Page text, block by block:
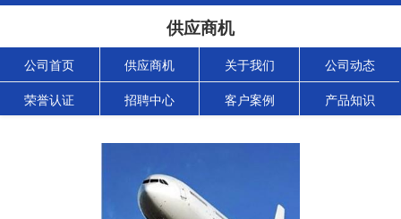
供应商机
公司首页 供应商机 关于我们 公司动态
荣誉认证 招聘中心 客户案例 产品知识